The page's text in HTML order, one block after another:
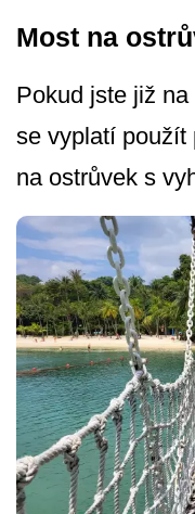
Most na
Pokud jste již
se vyplatí použít
na ostrůvek s